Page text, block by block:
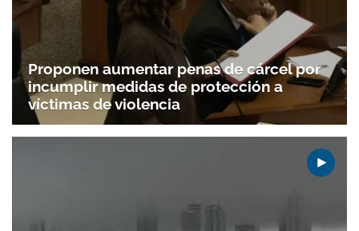
Proponen aumentar penas de cárcel por
incumplir medidas de protección a
víctimas de violencia